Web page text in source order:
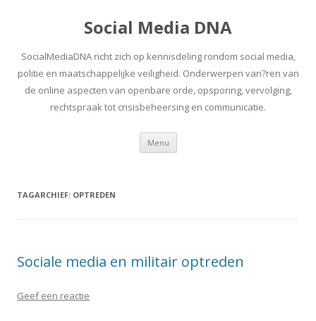
Social Media DNA
SocialMediaDNA richt zich op kennisdeling rondom social media,
politie en maatschappelijke veiligheid. Onderwerpen vari?ren van
de online aspecten van openbare orde, opsporing, vervolging,
rechtspraak tot crisisbeheersing en communicatie.
Menu Spring
inhoud
TAGARCHIEF: OPTREDEN
Sociale media en militair optreden
Geef een reactie